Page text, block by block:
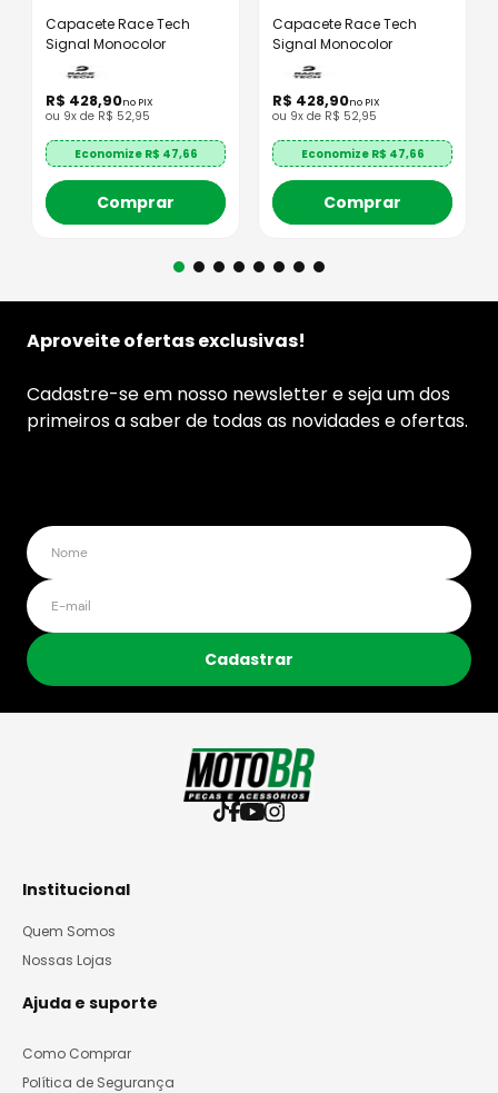
Capacete Race Tech
Signal Monocolor
R$ 428,90no PIX
ou 9x de R$ 52,95
Economize R$ 47,66
Comprar
Capacete Race Tech
Signal Monocolor
R$ 428,90no PIX
ou 9x de R$ 52,95
Economize R$ 47,66
Comprar
Aproveite ofertas exclusivas!
Cadastre-se em nosso newsletter e seja um dos
primeiros a saber de todas as novidades e ofertas.
Cadastrar
Institucional
Quem Somos
Nossas Lojas
Ajuda e suporte
Como Comprar
Política de Segurança